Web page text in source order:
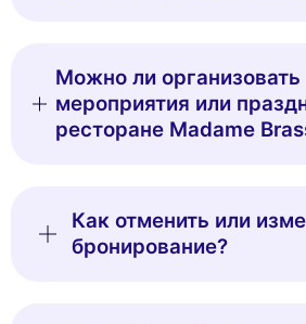
Можно ли
мероприятия или
ресторане Madame
Как отменить или
бронирование?